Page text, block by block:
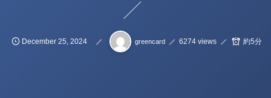
December 25 2024 greencard 6274 views 約5分